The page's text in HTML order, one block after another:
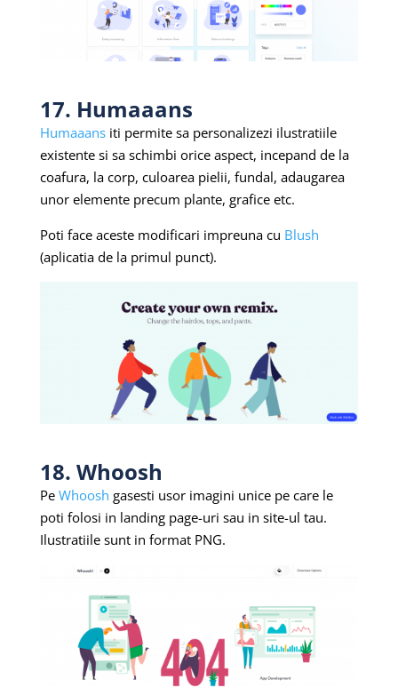
17. Humaaans
Humaaansiti permite sa personalizezi ilustratiile
existente si sa schimbi orice aspect, incepand de la
coafura, la corp, culoarea pielii, fundal, adaugarea
unor elemente precum plante, grafice etc.
Poti face aceste modificari impreuna cu Blush
(aplicatia de la primul punct).
18. Whoosh
Pe Whoosh gasesti usor imagini unice pe care le
poti folosi in landing page-uri sau in site-ul tau.
Ilustratiile sunt in format PNG.